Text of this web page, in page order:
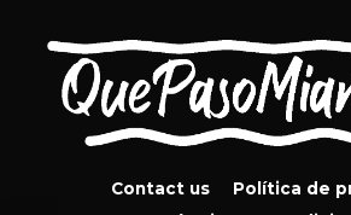
Contact us
Política de